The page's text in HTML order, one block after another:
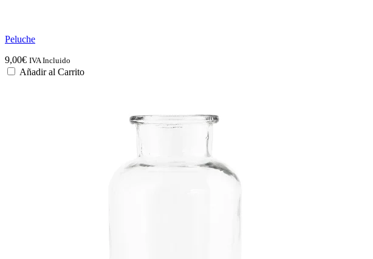
Peluche
9,00€ IVA Incluido
Añadir al Carrito